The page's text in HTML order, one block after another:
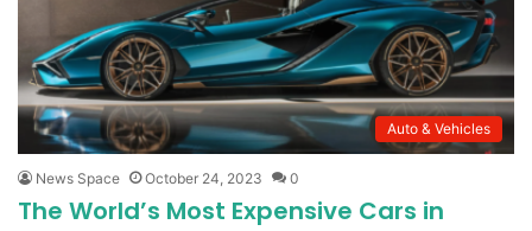
Auto & Vehicles
News Space October 24, 2023 0
The World’s Most Expensive Cars in